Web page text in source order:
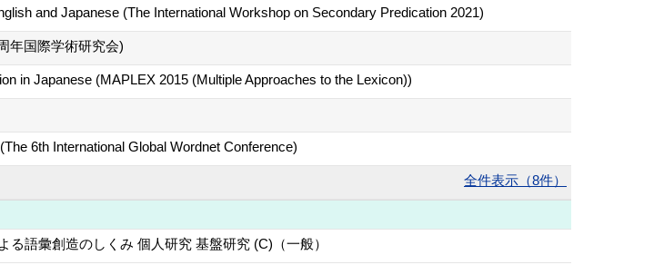
and Japanese (The International Workshop on Secondary Predication 2021)
年国際学術研究会)
in Japanese (MAPLEX 2015 (Multiple Approaches to the Lexicon))
6th International Global Wordnet Conference)
全件表示（8件）
語彙創造のしくみ 個人研究 基盤研究 (C)（一般）